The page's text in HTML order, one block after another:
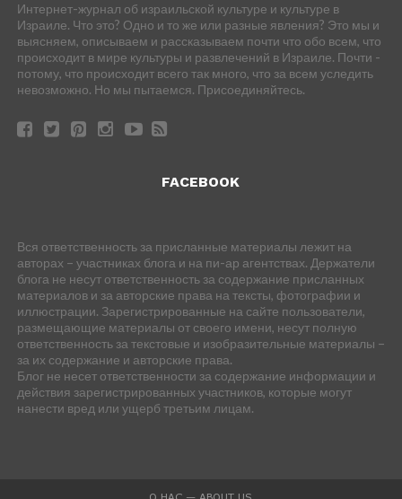
Интернет-журнал об израильской культуре и культуре в
Израиле. Что это? Одно и то же или разные явления? Это мы и
выясняем, описываем и рассказываем почти что обо всем, что
происходит в мире культуры и развлечений в Израиле. Почти -
потому, что происходит всего так много, что за всем уследить
невозможно. Но мы пытаемся. Присоединяйтесь.
FACEBOOK
Вся ответственность за присланные материалы лежит на
авторах – участниках блога и на пи-ар агентствах. Держатели
блога не несут ответственность за содержание присланных
материалов и за авторские права на тексты, фотографии и
иллюстрации. Зарегистрированные на сайте пользователи,
размещающие материалы от своего имени, несут полную
ответственность за текстовые и изобразительные материалы –
за их содержание и авторские права.
Блог не несет ответственности за содержание информации и
действия зарегистрированных участников, которые могут
нанести вред или ущерб третьим лицам.